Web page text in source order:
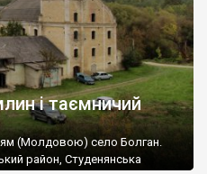
і таємничий
(Молдовою) село Болган.
район, Студенянська